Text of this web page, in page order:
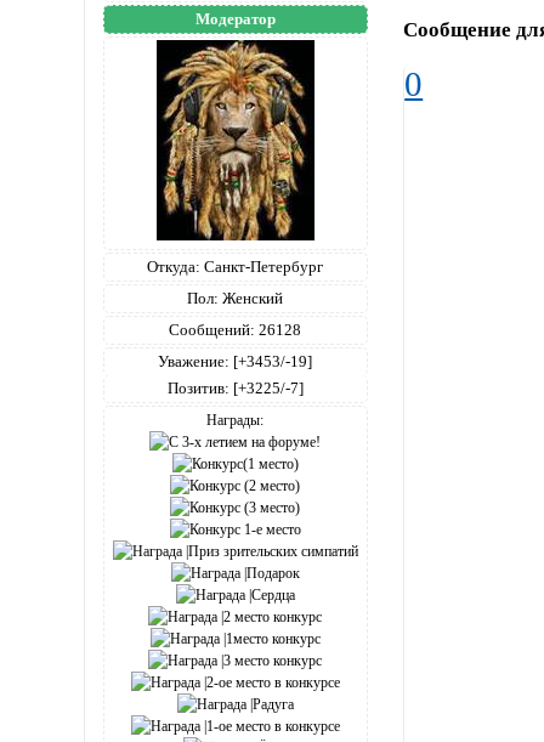
Модератор
Откуда: Санкт-Петербург
Пол: Женский
Сообщений: 26128
Уважение: [+3453/-19]
Позитив: [+3225/-7]
Награды:
Сообщение
0